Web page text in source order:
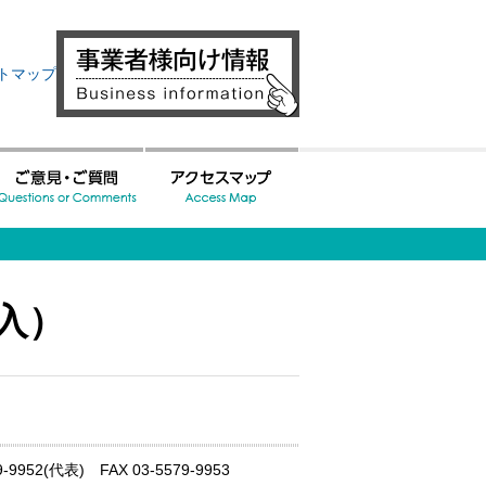
マップ
9952(代表) FAX 03-5579-9953